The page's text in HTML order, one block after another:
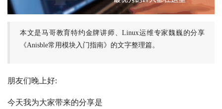
本文是马哥教育特约金牌讲师、Linux运维专家魏巍的分享
《Anisble常用模块入门指南》的文字整理篇。
朋友们晚上好:
今天我为大家带来的分享是